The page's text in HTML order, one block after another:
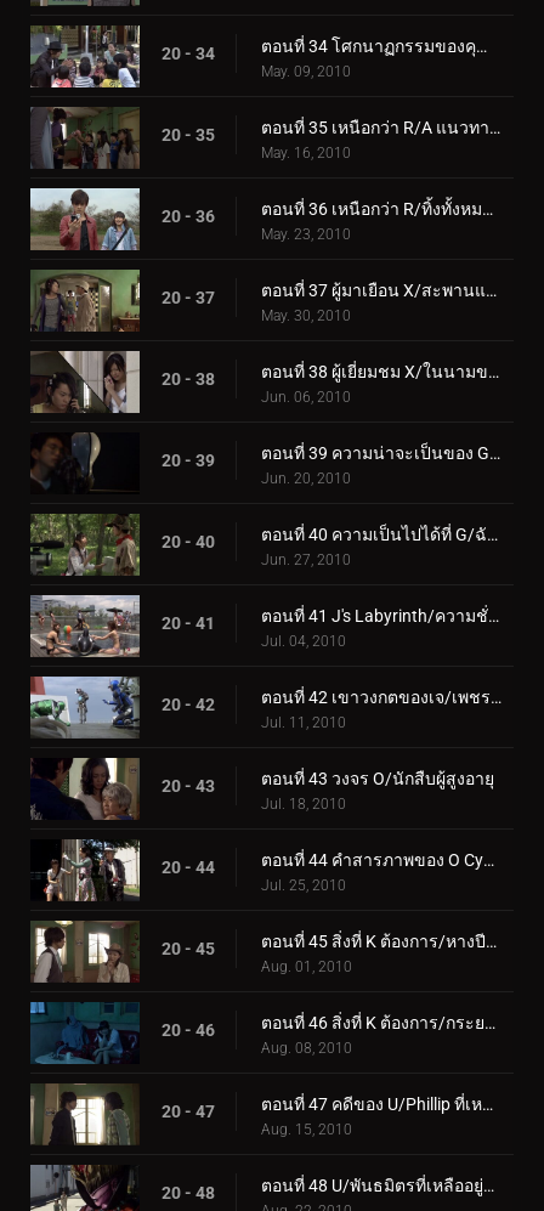
20 - 34 ตอนที่ 34 โศกนาฏกรรมของคุณ/พี่ชายและน้องสาว
May. 09, 2010
20 - 35 ตอนที่ 35 เหนือกว่า R/A แนวทางฝนมหึมา
May. 16, 2010
20 - 36 ตอนที่ 36 เหนือกว่า R/ทิ้งทั้งหมดไว้เบื้องหลัง
May. 23, 2010
20 - 37 ตอนที่ 37 ผู้มาเยือน X/สะพานแห่งคำสัญญา
May. 30, 2010
20 - 38 ตอนที่ 38 ผู้เยี่ยมชม X/ในนามของพิพิธภัณฑ์
Jun. 06, 2010
20 - 39 ตอนที่ 39 ความน่าจะเป็นของ G/Bad Cinema Paradise
Jun. 20, 2010
20 - 40 ตอนที่ 40 ความเป็นไปได้ที่ G/ฉันไม่สามารถให้อภัยคุณได้
Jun. 27, 2010
20 - 41 ตอนที่ 41 J's Labyrinth/ความชั่วร้ายที่แปลกประหลาด
Jul. 04, 2010
20 - 42 ตอนที่ 42 เขาวงกตของเจ/เพชรที่เสียหาย
Jul. 11, 2010
20 - 43 ตอนที่ 43 วงจร O/นักสืบผู้สูงอายุ
Jul. 18, 2010
20 - 44 ตอนที่ 44 คำสารภาพของ O Cycle/Shroud
Jul. 25, 2010
20 - 45 ตอนที่ 45 สิ่งที่ K ต้องการ/หางปีศาจ
Aug. 01, 2010
20 - 46 ตอนที่ 46 สิ่งที่ K ต้องการ/กระยาหารมื้อสุดท้าย
Aug. 08, 2010
20 - 47 ตอนที่ 47 คดีของ U/Phillip ที่เหลือ
Aug. 15, 2010
20 - 48 ตอนที่ 48 U/พันธมิตรที่เหลืออยู่ตลอดไป